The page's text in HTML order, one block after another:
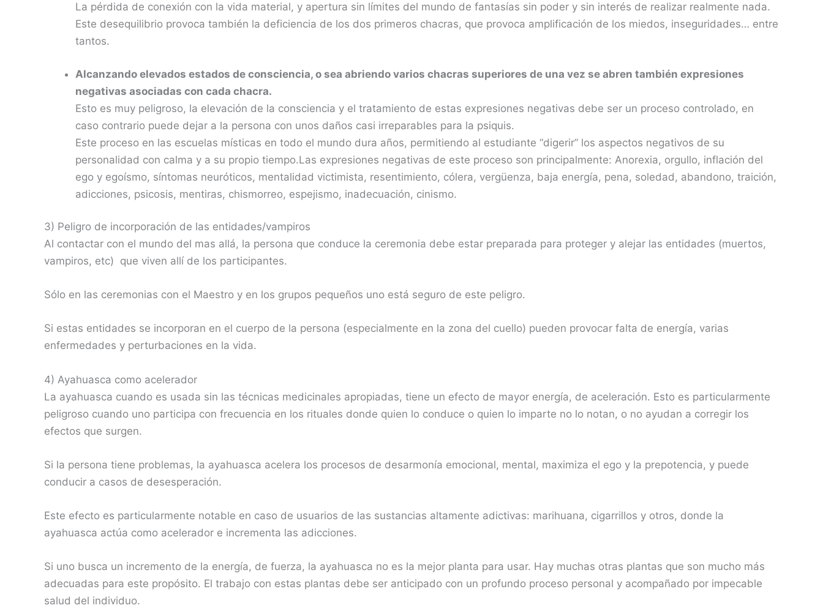
La pérdida de conexión con la vida material, y apertura sin límites del mundo de fantasías sin poder y sin interés de realizar realmente nada.
Este desequilibrio provoca también la deficiencia de los dos primeros chacras, que provoca amplificación de los miedos, inseguridades… entre
tantos.
Alcanzando elevados estados de consciencia, o sea abriendo varios chacras superiores de una vez se abren también expresiones
negativas asociadas con cada chacra.
Esto es muy peligroso, la elevación de la consciencia y el tratamiento de estas expresiones negativas debe ser un proceso controlado, en
caso contrario puede dejar a la persona con unos daños casi irreparables para la psiquis.
Este proceso en las escuelas místicas en todo el mundo dura años, permitiendo al estudiante “digerir” los aspectos negativos de su
personalidad con calma y a su propio tiempo.Las expresiones negativas de este proceso son principalmente: Anorexia, orgullo, inflación del
ego y egoísmo, síntomas neuróticos, mentalidad victimista, resentimiento, cólera, vergüenza, baja energía, pena, soledad, abandono, traición,
adicciones, psicosis, mentiras, chismorreo, espejismo, inadecuación, cinismo.
3) Peligro de incorporación de las entidades/vampiros
Al contactar con el mundo del mas allá, la persona que conduce la ceremonia debe estar preparada para proteger y alejar las entidades (muertos,
vampiros, etc) que viven allí de los participantes.
Sólo en las ceremonias con el Maestro y en los grupos pequeños uno está seguro de este peligro.
Si estas entidades se incorporan en el cuerpo de la persona (especialmente en la zona del cuello) pueden provocar falta de energía, varias
enfermedades y perturbaciones en la vida.
4) Ayahuasca como acelerador
La ayahuasca cuando es usada sin las técnicas medicinales apropiadas, tiene un efecto de mayor energía, de aceleración. Esto es particularmente
peligroso cuando uno participa con frecuencia en los rituales donde quien lo conduce o quien lo imparte no lo notan, o no ayudan a corregir los
efectos que surgen.
Si la persona tiene problemas, la ayahuasca acelera los procesos de desarmonía emocional, mental, maximiza el ego y la prepotencia, y puede
conducir a casos de desesperación.
Este efecto es particularmente notable en caso de usuarios de las sustancias altamente adictivas: marihuana, cigarrillos y otros, donde la
ayahuasca actúa como acelerador e incrementa las adicciones.
Si uno busca un incremento de la energía, de fuerza, la ayahuasca no es la mejor planta para usar. Hay muchas otras plantas que son mucho más
adecuadas para este propósito. El trabajo con estas plantas debe ser anticipado con un profundo proceso personal y acompañado por impecable
salud del individuo.